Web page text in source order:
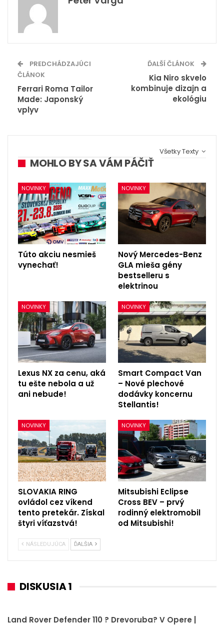
PREDCHÁDZAJÚCI
ČLÁNOK
Ferrari Roma Tailor
Made: Japonský
vplyv
ĎALŠÍ ČLÁNOK
Kia Niro skvelo
kombinuje dizajn a
ekológiu
Všetky Texty
MOHLO BY SA VÁM PÁČIŤ
NOVINKY
Túto akciu nesmieš
vynechať!
NOVINKY
Nový Mercedes-Benz
GLA mieša gény
bestselleru s
elektrinou
NOVINKY
Lexus NX za cenu, aká
tu ešte nebola a už
ani nebude!
NOVINKY
Smart Compact Van
– Nové plechové
dodávky koncernu
Stellantis!
NOVINKY
SLOVAKIA RING
ovládol cez víkend
tento pretekár. Získal
štyri víťazstvá!
NOVINKY
Mitsubishi Eclipse
Cross BEV – prvý
rodinný elektromobil
od Mitsubishi!
NÁSLEDUJÚCA ĎALŠIA
DISKUSIA 1
Land Rover Defender 110 ? Drevoruba? V Opere |